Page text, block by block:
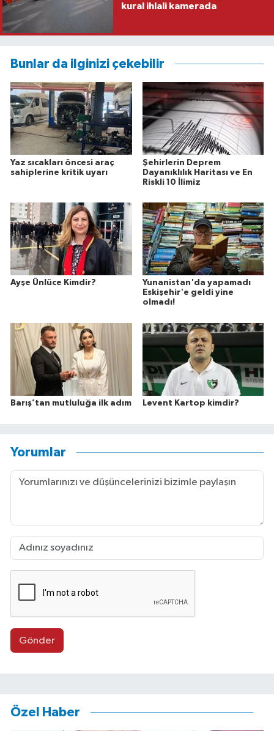
kural ihlali kamerada
Bunlar da ilginizi çekebilir
Yaz sıcakları öncesi araç
sahiplerine kritik uyarı
Şehirlerin Deprem
Dayanıklılık Haritası ve En
Riskli 10 İlimiz
Ayşe Ünlüce Kimdir?
Yunanistan'da yapamadı
Eskişehir'e geldi yine
olmadı!
Barış’tan mutluluğa ilk adım Levent Kartop kimdir?
Yorumlar
Gönder
Özel Haber